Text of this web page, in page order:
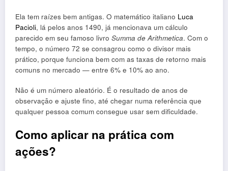
Ela tem raízes bem antigas. O matemático italiano Luca
Pacioli, lá pelos anos 1490, já mencionava um cálculo
parecido em seu famoso livro Summa de Arithmetica. Com o
tempo, o número 72 se consagrou como o divisor mais
prático, porque funciona bem com as taxas de retorno mais
comuns no mercado — entre 6% e 10% ao ano.
Não é um número aleatório. É o resultado de anos de
observação e ajuste fino, até chegar numa referência que
qualquer pessoa comum consegue usar sem dificuldade.
Como aplicar na prática com
ações?